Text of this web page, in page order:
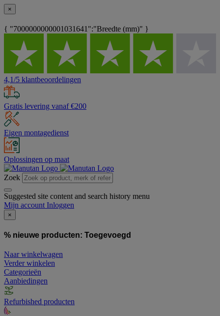
×
{ "7000000000001031641":"Breedte (mm)" }
4,1/5 klantbeoordelingen
Gratis levering vanaf €200
Eigen montagedienst
Oplossingen op maat
Zoek
Suggested site content and search history menu
Mijn account Inloggen
×
% nieuwe producten: Toegevoegd
Naar winkelwagen
Verder winkelen
Categorieën
Aanbiedingen
Refurbished producten